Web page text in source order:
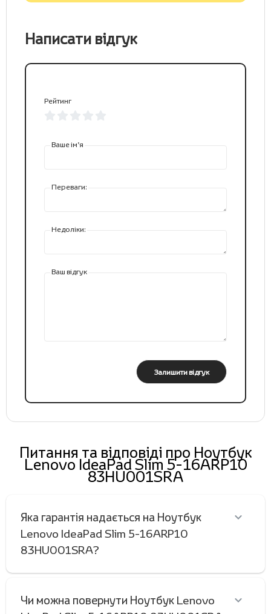
Написати відгук
Рейтинг
Ваше ім’я
Переваги:
Недоліки:
Ваш відгук
Залишити відгук
Питання та відповіді про Ноутбук
Lenovo IdeaPad Slim 5-16ARP10
83HU001SRA
Яка гарантія надається на Ноутбук
Lenovo IdeaPad Slim 5-16ARP10
83HU001SRA?
Чи можна повернути Ноутбук Lenovo